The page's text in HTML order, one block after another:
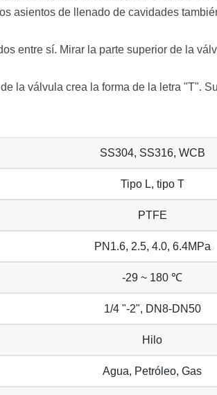
asientos de llenado de cavidades
entre sí. Mirar la parte superior de la
la válvula crea la forma de la letra "T".
SS304, SS316, WCB
Tipo L, tipo T
PTFE
PN1.6, 2.5, 4.0, 6.4MPa
-29 ~ 180 ℃
1/4 "-2", DN8-DN50
Hilo
Agua, Petróleo, Gas